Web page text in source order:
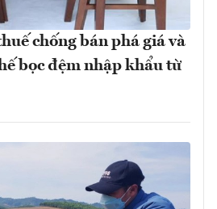
chống bán phá giá và
bọc đệm nhập khẩu từ